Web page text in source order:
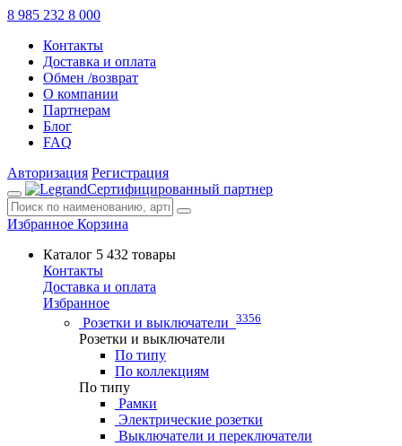
8 985 232 8 000
Контакты
Доставка и оплата
Обмен /возврат
О компании
Партнерам
Блог
FAQ
Авторизация Регистрация
Сертифицированный партнер
Избранное Корзина
Каталог 5 432 товары
Контакты
Доставка и оплата
Избранное
Розетки и выключатели 3356
Розетки и выключатели
По типу
По коллекциям
По типу
Рамки
Электрические розетки
Выключатели и переключатели